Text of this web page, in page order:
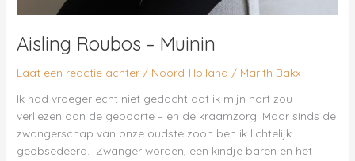
Aisling Roubos – Muinin
Laat een reactie achter / Noord-Holland / Marith Bakx
Ik had vroeger echt niet gedacht dat ik mijn hart zou
verliezen aan de geboorte – en de kraamzorg. Maar sinds de
zwangerschap van onze oudste zoon ben ik lichtelijk
geobsedeerd. Zwanger worden, een kindje baren en het